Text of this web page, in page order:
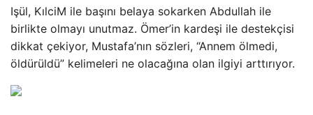
Işül, KılciM ile başını belaya sokarken Abdullah ile
birlikte olmayı unutmaz. Ömer’in kardeşi ile destekçisi
dikkat çekiyor, Mustafa’nın sözleri, “Annem ölmedi,
öldürüldü” kelimeleri ne olacağına olan ilgiyi arttırıyor.